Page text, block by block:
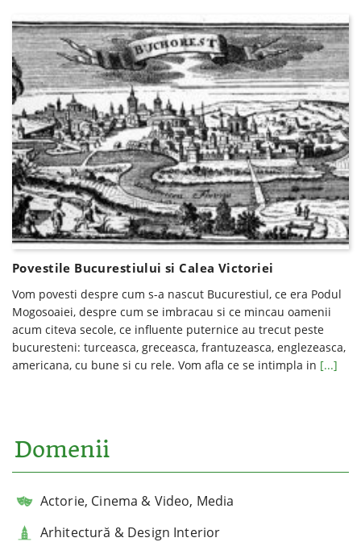
Povestile Bucurestiului si Calea Victoriei
Vom povesti despre cum s-a nascut Bucurestiul, ce era Podul
Mogosoaiei, despre cum se imbracau si ce mincau oamenii
acum citeva secole, ce influente puternice au trecut peste
bucuresteni: turceasca, greceasca, frantuzeasca, englezeasca,
americana, cu bune si cu rele. Vom afla ce se intimpla in [...]
Domenii
Actorie, Cinema & Video, Media
Arhitectură & Design Interior